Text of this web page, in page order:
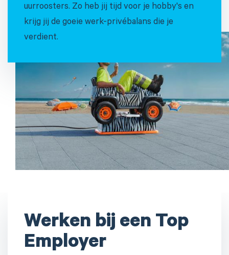
uurroosters. Zo heb jij tijd voor je hobby's en
krijg jij de goeie werk-privébalans die je
verdient.
Werken bij een Top
Employer